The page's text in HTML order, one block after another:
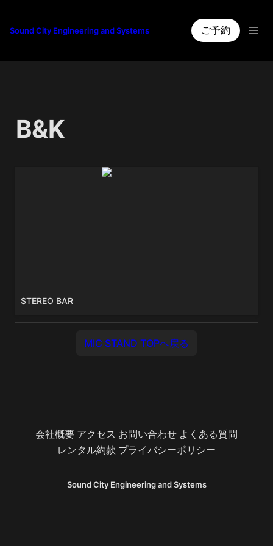
Sound City Engineering and Systems ご予約
B&K
STEREO BAR
STEREO BAR
MIC STAND TOPへ戻る
Sound City Engineering and Systems
会社概要 アクセス お問い合わせ よくある質問
レンタル約款 プライバシーポリシー